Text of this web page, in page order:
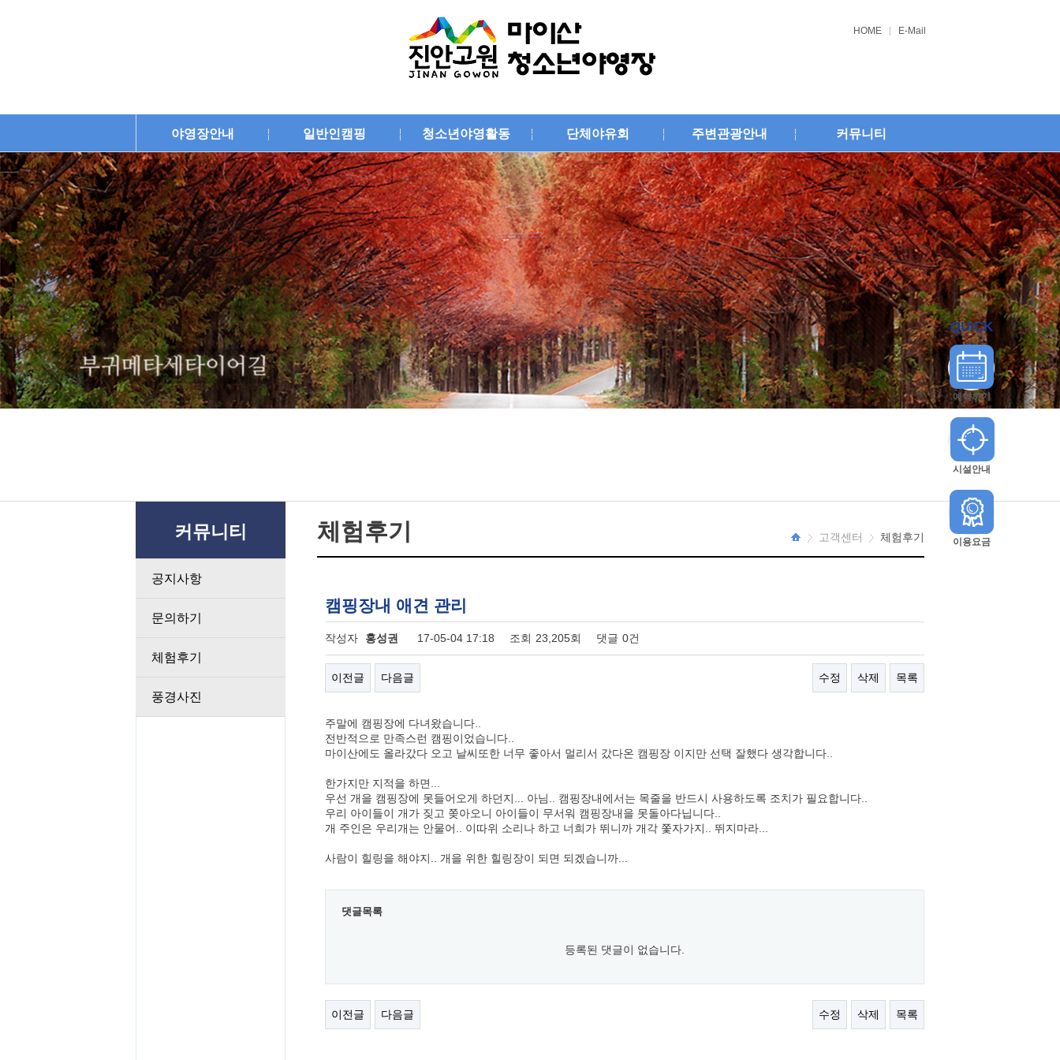
HOME E-Mail
야영장안내 일반인캠핑 청소년야영활동 단체야유회 주변관광안내 커뮤니티
커뮤니티
공지사항
문의하기
체험후기
풍경사진
체험후기 고객센터 체험후기
캠핑장내 애견 관리
작성자 홍성권 17-05-04 17:18 조회 23,205회 댓글 0건
이전글 다음글 수정 삭제 목록
주말에 캠핑장에 다녀왔습니다..
전반적으로 만족스런 캠핑이었습니다..
마이산에도 올라갔다 오고 날씨또한 너무 좋아서 멀리서 갔다온 캠핑장 이지만 선택 잘했다 생각합니다..
한가지만 지적을 하면...
우선 개을 캠핑장에 못들어오게 하던지... 아님.. 캠핑장내에서는 목줄을 반드시 사용하도록 조치가 필요합니다..
우리 아이들이 개가 짖고 쫒아오니 아이들이 무서워 캠핑장내을 못돌아다닙니다..
개 주인은 우리개는 안물어.. 이따위 소리나 하고 너희가 뛰니까 개각 쫓자가지.. 뛰지마라...
사람이 힐링을 해야지.. 개을 위한 힐링장이 되면 되겠습니까...
댓글목록
등록된 댓글이 없습니다.
이전글 다음글 수정 삭제 목록
QUICK
예약하기
시설안내
이용요금